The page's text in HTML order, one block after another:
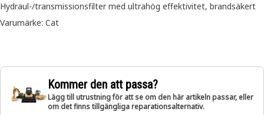
Hydraul-/transmissionsfilter med ultrahög effektivitet, brandsäkert
Varumärke: Cat
Kommer den att passa?
Lägg till utrustning för att se om den här artikeln passar, eller
om det finns tillgängliga reparationsalternativ.